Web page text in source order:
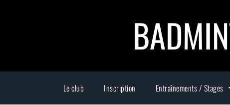
Le club Inscription Entraînements / Stages